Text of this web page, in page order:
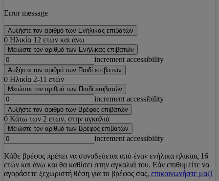
Error message
Αυξήστε τον αριθμό των Ενήλικας επιβατών
0 Ηλικία 12 ετών και άνω
Μειώστε τον αριθμό των Ενήλικας επιβατών
increment accessibility
Αυξήστε τον αριθμό των Παιδί επιβατών
0 Ηλικία 2-11 ετών
Μειώστε τον αριθμό των Παιδί επιβατών
increment accessibility
Αυξήστε τον αριθμό των Βρέφος επιβατών
0 Κάτω των 2 ετών, στην αγκαλιά
Μειώστε τον αριθμό των Βρέφος επιβατών
increment accessibility
Κάθε βρέφος πρέπει να συνοδεύεται από έναν ενήλικα ηλικίας 16
ετών και άνω και θα καθίσει στην αγκαλιά του. Εάν επιθυμείτε να
αγοράσετε ξεχωριστή θέση για το βρέφος σας, επικοινωνήστε μαζί